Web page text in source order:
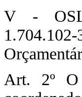
V -
Art. 2º O